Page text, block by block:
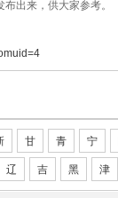
出来，供大家参考。
甘 青 宁
辽 吉 黑 津